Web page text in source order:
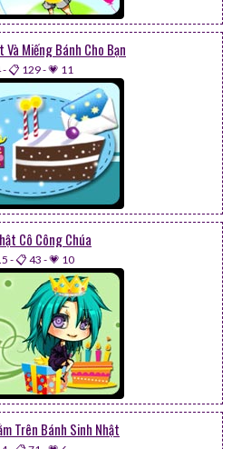
Và Miếng Bánh Cho Bạn
-📋 129-💗 11
Cô Công Chúa
-📋 43 -💗 10
Trên Bánh Sinh Nhật